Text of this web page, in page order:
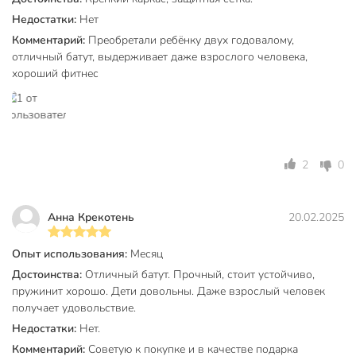
пространство батута, исключает соприкосновение с
пружинным механизмом, все элементы крепления
закрыты мягким матом или выполнены из безопасных
материалов. Вход на усиленной молнии, оборудован
дополнительными фиксаторами, защищен от случайного
открывания.
Высокая надежность конструкции, только
так и в помещениях. Их легко устанавливать,
разбирать, хранить и перемещать.
Безопасность: защитная внутренняя сеть исключает
падение с высоты, 3-слойный мат - соприкосновение
с пружинным механизмом, двойная молния с
фиксатором входа.
Недостатки: Нет
Комментарий: Преобретали ребёнку двух годовалому,
отличный батут, выдерживает даже взрослого человека,
хороший фитнес
2 0
Анна Крекотень 20.02.2025
Опыт использования: Месяц
Достоинства: Отличный батут. Прочный, стоит устойчиво,
пружинит хорошо. Дети довольны. Даже взрослый человек
получает удовольствие.
Недостатки: Нет.
Комментарий: Советую к покупке и в качестве подарка